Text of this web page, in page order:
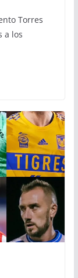
Torres
a los